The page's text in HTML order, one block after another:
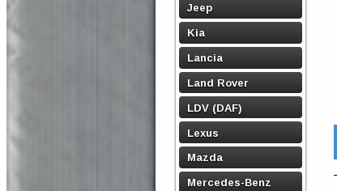
Jeep
Kia
Lancia
Land Rover
LDV (DAF)
Lexus
Mazda
Mercedes-Benz